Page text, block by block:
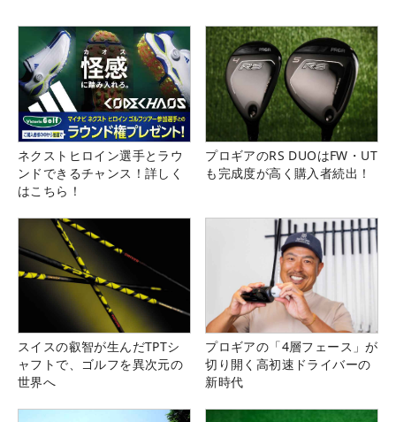
ネクストヒロイン選手とラウ
ンドできるチャンス！詳しく
はこちら！
プロギアのRS DUOはFW・UT
も完成度が高く購入者続出！
スイスの叡智が生んだTPTシ
ャフトで、ゴルフを異次元の
世界へ
プロギアの「4層フェース」が
切り開く高初速ドライバーの
新時代